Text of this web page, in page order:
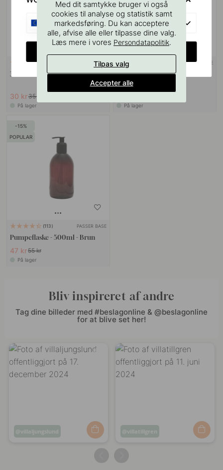
3M Overfladerengøringsserviet
30 kr35 kr
På lager
3M-TAPE
Base Sæbe Pumpeholder - Mat
Sort
På lager
15
POPULAR
113 PASSER BASE
Pumpeflaske - 500ml - Brun
47 kr55 kr
På lager
Bliv inspireret af andre
Tag dine billeder med #beslagonline & @beslagonline
for at blive set her!
Opslag
villaljungslund
Opslag
villatillgren
Med dit samtykke bruger vi også
cookies til analyse og statistik samt
markedsføring. Du kan acceptere
alle, afvise alle eller tilpasse dine valg.
Læs mere i vores Persondatapolitik.
Tilpas valg
Accepter alle
EU